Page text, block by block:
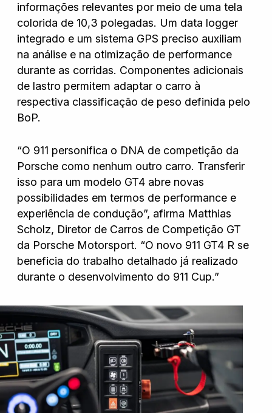
informações relevantes por meio de uma tela
colorida de 10,3 polegadas. Um data logger
integrado e um sistema GPS preciso auxiliam
na análise e na otimização de performance
durante as corridas. Componentes adicionais
de lastro permitem adaptar o carro à
respectiva classificação de peso definida pelo
BoP.
“O 911 personifica o DNA de competição da
Porsche como nenhum outro carro. Transferir
isso para um modelo GT4 abre novas
possibilidades em termos de performance e
experiência de condução”, afirma Matthias
Scholz, Diretor de Carros de Competição GT
da Porsche Motorsport. “O novo 911 GT4 R se
beneficia do trabalho detalhado já realizado
durante o desenvolvimento do 911 Cup.”